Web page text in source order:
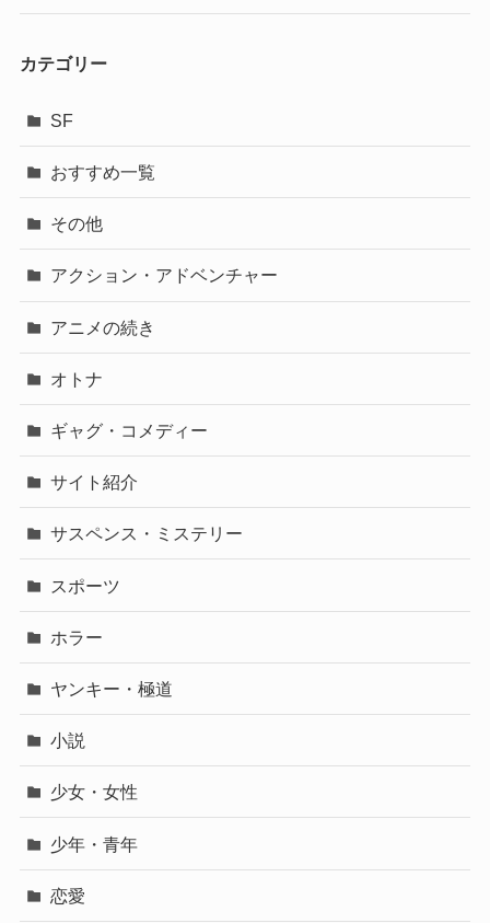
カテゴリー
SF
おすすめ一覧
その他
アクション・アドベンチャー
アニメの続き
オトナ
ギャグ・コメディー
サイト紹介
サスペンス・ミステリー
スポーツ
ホラー
ヤンキー・極道
小説
少女・女性
少年・青年
恋愛